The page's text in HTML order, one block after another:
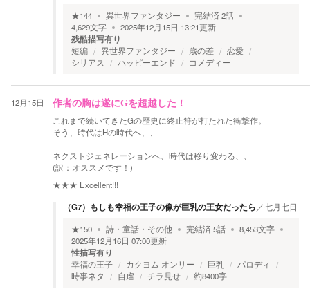
★144 異世界ファンタジー 完結済2話
4,629文字 2025年12月15日 13:21更新
残酷描写有り
短編 異世界ファンタジー 歳の差
恋愛
シリアス
ハッピーエンド コメディー
12月15日 作者の胸は遂にGを超越した！
これまで続いてきたGの歴史に終止符が打たれた衝撃作。
そう、時代はHの時代へ、、
ネクストジェネレーションへ、時代は移り変わる、、
(訳：オススメです！)
★★★ Excellent!!!
（G7）もしも幸福の王子の像が巨乳の王女だったら ／七月七日
★150 詩・童話・その他 完結済5話 8,453文字
2025年12月16日 07:00更新
性描写有り
幸福の王子 カクヨム オンリー 巨乳
パロディ
時事ネタ
自虐 チラ見せ 約8400字